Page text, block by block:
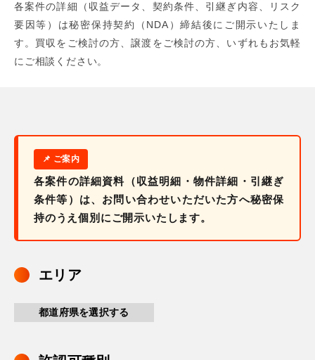
各案件の詳細（収益データ、契約条件、引継ぎ内容、リスク
要因等）は秘密保持契約（NDA）締結後にご開示いたしま
す。買収をご検討の方、譲渡をご検討の方、いずれもお気軽
にご相談ください。
各案件の詳細資料（収益明細・物件詳細・引継ぎ
条件等）は、お問い合わせいただいた方へ秘密保
持のうえ個別にご開示いたします。
エリア
都道府県を選択する